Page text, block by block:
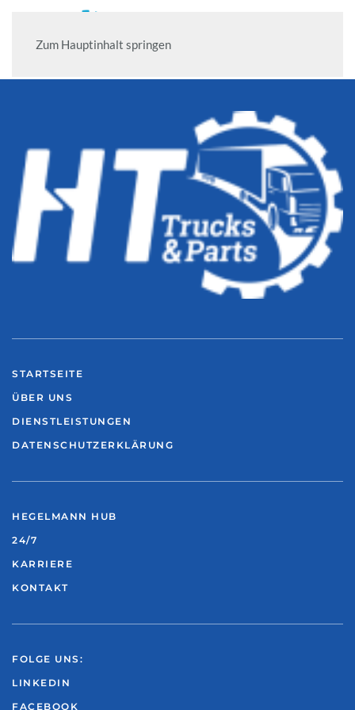
Zum Hauptinhalt springen
STARTSEITE
ÜBER UNS
DIENSTLEISTUNGEN
DATENSCHUTZERKLÄRUNG
HEGELMANN HUB
24/7
KARRIERE
KONTAKT
FOLGE UNS:
LINKEDIN
FACEBOOK